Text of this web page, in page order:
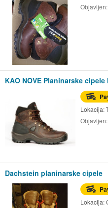
Objavljen:
KAO NOVE Planinarske cipele
Lokacija:
Objavljen:
Dachstein planinarske cipele
Lokacija: